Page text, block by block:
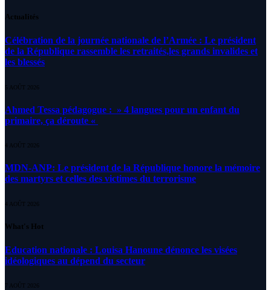
Actualités
Célébration de la journée nationale de l’Armée : Le président
de la République rassemble les retraités,les grands invalides et
les blessés
5 AOÛT 2026
Ahmed Tessa pédagogue : » 4 langues pour un enfant du
primaire, ça déroute «
4 AOÛT 2026
MDN-ANP: Le président de la République honore la mémoire
des martyrs et celles des victimes du terrorisme
4 AOÛT 2026
What's Hot
Education nationale : Louisa Hanoune dénonce les visées
idéologiques au dépend du secteur
7 AOÛT 2026